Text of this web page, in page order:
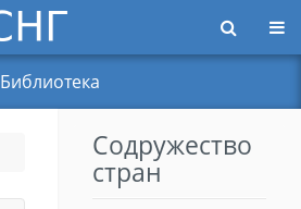
Библиотека
Содружество
стран